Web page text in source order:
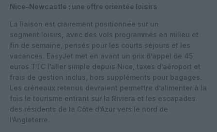
Nice–Newcastle : une offre orientée loisirs
La liaison est clairement positionnée sur un
segment loisirs
avec des vols programmés en milieu et
fin de semaine, pensés pour les courts séjours et les
vacances. EasyJet met en avant un prix d’appel de 45
euros TTC l’aller simple depuis Nice, taxes d’aéroport et
frais de gestion inclus, hors suppléments pour bagages.
Les créneaux retenus devraient permettre d’alimenter à la
fois le tourisme entrant sur la Riviera et les escapades
des résidents de la Côte d’Azur vers le nord de
l’Angleterre.